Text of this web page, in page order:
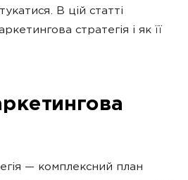
В цій статті
стратегія і як її
— комплексний план